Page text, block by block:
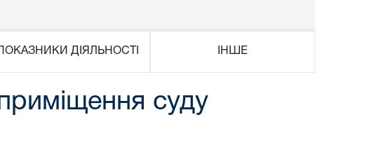
ПОКАЗНИКИ ДІЯЛЬНОСТІ ІНШЕ
суду